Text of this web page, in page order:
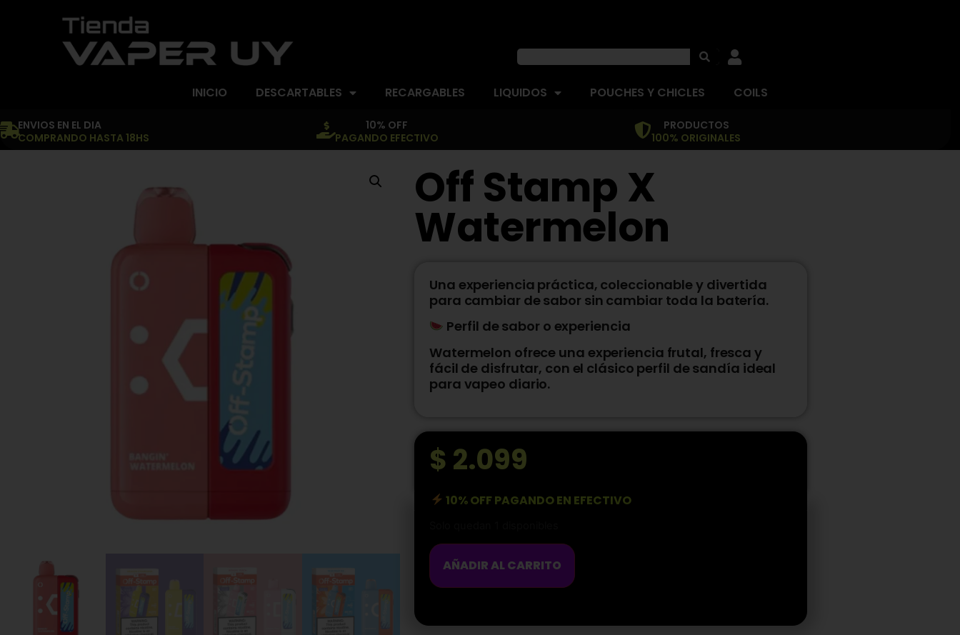
INICIO DESCARTABLES RECARGABLES LIQUIDOS POUCHES Y CHICLES COILS
ENVIOS EN EL DIA
COMPRANDO HASTA 18HS
10% OFF
PAGANDO EFECTIVO
PRODUCTOS
100% ORIGINALES
Off Stamp X
Watermelon
Una experiencia práctica, coleccionable y divertida
para cambiar de sabor sin cambiar toda la batería.
Perfil de sabor o experiencia
Watermelon ofrece una experiencia frutal, fresca y
fácil de disfrutar, con el clásico perfil de sandía ideal
para vapeo diario.
$ 2.099
10% OFF PAGANDO EN EFECTIVO
AÑADIR AL CARRITO